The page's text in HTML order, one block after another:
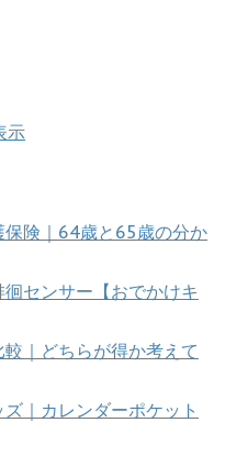
示
険｜64歳と65歳の分か
センサー【おでかけキ
｜どちらが得か考えて
｜カレンダーポケット